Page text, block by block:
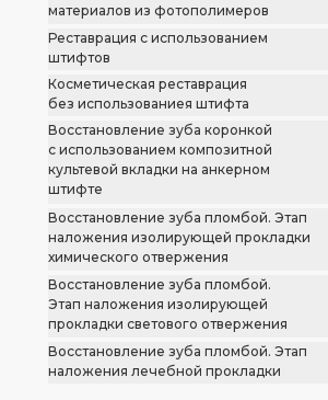
Восстановление зуба пломбой.
Этап наложения изолирующей
прокладки светового отвержения
Восстановление зуба пломбой. Этап
наложения лечебной прокладки
Восстановление зуба пломбой. Этап
наложения изолирующей прокладки
химического отвержения
Восстановление зуба коронкой
с использованием композитной
культевой вкладки на анкерном
штифте
материалов из фотополимеров
Косметическая реставрация
без использованиея штифта
Реставрация с использованием
штифтов